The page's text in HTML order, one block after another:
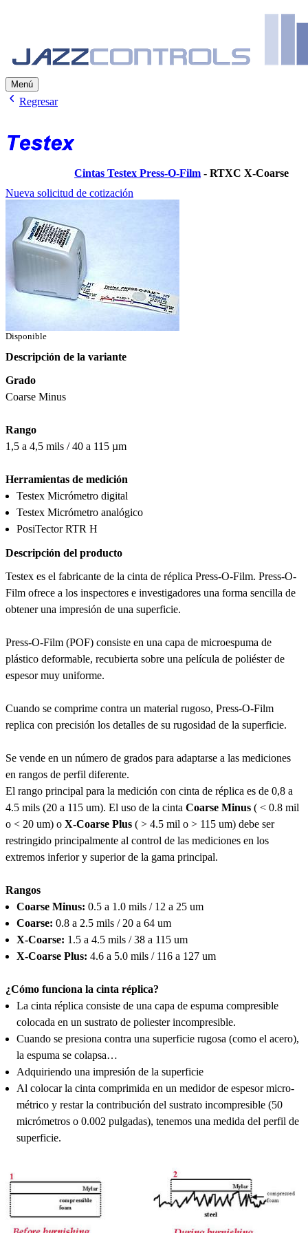
Menú
Regresar
Cintas Testex Press-O-Film - RTXC X-Coarse
Nueva solicitud de cotización
Disponible
Descripción de la variante
Grado
Coarse Minus
Rango
1,5 a 4,5 mils / 40 a 115 µm
Herramientas de medición
Testex Micrómetro digital
Testex Micrómetro analógico
PosiTector RTR H
Descripción del producto
Testex es el fabricante de la cinta de réplica Press-O-Film. Press-O-
Film ofrece a los inspectores e investigadores una forma sencilla de
obtener una impresión de una superficie.
Press-O-Film (POF) consiste en una capa de microespuma de
plástico deformable, recubierta sobre una película de poliéster de
espesor muy uniforme.
Cuando se comprime contra un material rugoso, Press-O-Film
replica con precisión los detalles de su rugosidad de la superficie.
Se vende en un número de grados para adaptarse a las mediciones
en rangos de perfil diferente.
El rango principal para la medición con cinta de réplica es de 0,8 a
4.5 mils (20 a 115 um). El uso de la cinta Coarse Minus ( < 0.8 mil
o < 20 um) o X-Coarse Plus ( > 4.5 mil o > 115 um) debe ser
restringido principalmente al control de las mediciones en los
extremos inferior y superior de la gama principal.
Rangos
Coarse Minus: 0.5 a 1.0 mils / 12 a 25 um
Coarse: 0.8 a 2.5 mils / 20 a 64 um
X-Coarse: 1.5 a 4.5 mils / 38 a 115 um
X-Coarse Plus: 4.6 a 5.0 mils / 116 a 127 um
¿Cómo funciona la cinta réplica?
La cinta réplica consiste de una capa de espuma compresible
colocada en un sustrato de poliester incompresible.
Cuando se presiona contra una superficie rugosa (como el acero),
la espuma se colapsa…
Adquiriendo una impresión de la superficie
Al colocar la cinta comprimida en un medidor de espesor micro-
métrico y restar la contribución del sustrato incompresible (50
micrómetros o 0.002 pulgadas), tenemos una medida del perfil de
superficie.